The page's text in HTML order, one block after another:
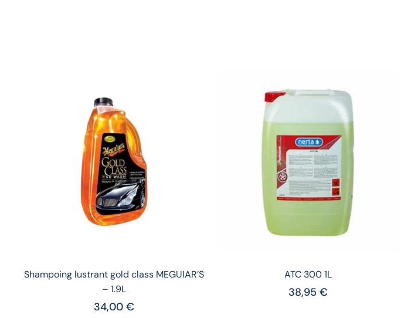
Shampoing lustrant gold class MEGUIAR’S
– 1.9L
34,00 €
ATC 300 1L
38,95 €